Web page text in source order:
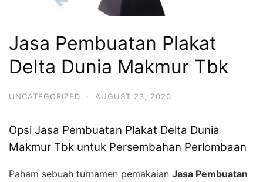
Jasa Pembuatan Plakat
Delta Dunia Makmur Tbk
UNCATEGORIZED · AUGUST 23, 2020
Opsi Jasa Pembuatan Plakat Delta Dunia
Makmur Tbk untuk Persembahan Perlombaan
Paham sebuah turnamen pemakaian Jasa Pembuatan